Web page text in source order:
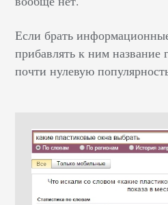
Если брать
прибавлять к ним название
почти нулевую